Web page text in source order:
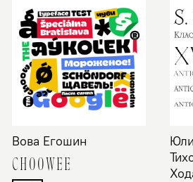
Вова Егошин
CHOOWEE